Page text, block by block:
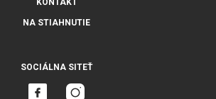
KONTAKT
NA STIAHNUTIE
SOCIÁLNA SITEŤ